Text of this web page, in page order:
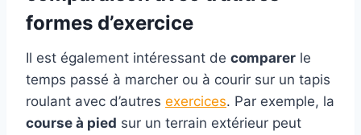
formes d’exercice
Il est également intéressant de comparer le
temps passé à marcher ou à courir sur un tapis
roulant avec d’autres exercices. Par exemple, la
course à pied sur un terrain extérieur peut